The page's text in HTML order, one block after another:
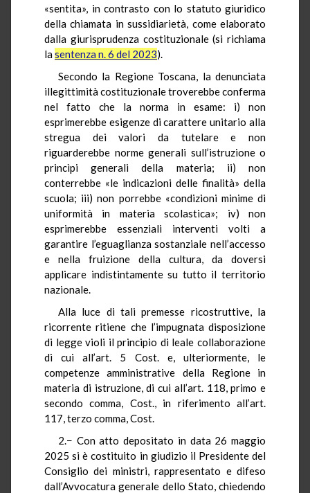
«sentita», in contrasto con lo statuto giuridico
della chiamata in sussidiarietà, come elaborato
dalla giurisprudenza costituzionale (si richiama
lasentenza n. 6 del 2023).
Secondo la Regione Toscana, la denunciata
illegittimità costituzionale troverebbe conferma
nel fatto che la norma in esame: i) non
esprimerebbe esigenze di carattere unitario alla
stregua dei valori da tutelare e non
riguarderebbe norme generali sull’istruzione o
princìpi generali della materia; ii) non
conterrebbe «le indicazioni delle finalità» della
scuola; iii) non porrebbe «condizioni minime di
uniformità in materia scolastica»; iv) non
esprimerebbe essenziali interventi volti a
garantire l’eguaglianza sostanziale nell’accesso
e nella fruizione della cultura, da doversi
applicare indistintamente su tutto il territorio
nazionale.
Alla luce di tali premesse ricostruttive, la
ricorrente ritiene che l’impugnata disposizione
di legge violi il principio di leale collaborazione
di cui all’art. 5 Cost. e, ulteriormente, le
competenze amministrative della Regione in
materia di istruzione, di cui all’art. 118, primo e
secondo comma, Cost., in riferimento all’art.
117, terzo comma, Cost.
2.− Con atto depositato in data 26 maggio
2025 si è costituito in giudizio il Presidente del
Consiglio dei ministri, rappresentato e difeso
dall’Avvocatura generale dello Stato, chiedendo